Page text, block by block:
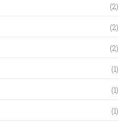
(2)
(2)
(2)
(1)
(1)
(1)